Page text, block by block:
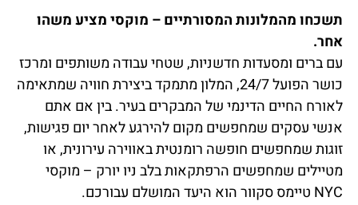
תשכחו מהמלונות המסורתיים – מוקסי מציע משהו
אחר.
עם ברים ומסעדות חדשניות, שטחי עבודה משותפים ומרכז
כושר הפועל 24/7, המלון מתמקד ביצירת חוויה שמתאימה
לאורח החיים הדינמי של המבקרים בעיר. בין אם אתם
אנשי עסקים שמחפשים מקום להירגע לאחר יום פגישות,
זוגות שמחפשים חופשה רומנטית באווירה עירונית, או
מטיילים שמחפשים הרפתקאות בלב ניו יורק – מוקסי
NYC טיימס סקוור הוא היעד המושלם עבורכם.